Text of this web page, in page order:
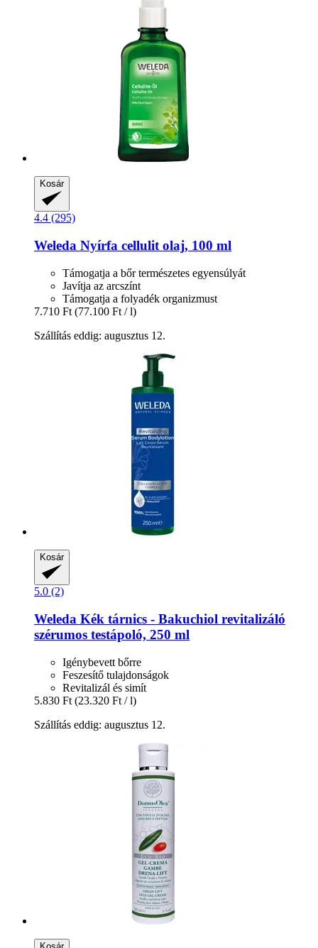
Kosár
4.4 (295)
Weleda Nyírfa cellulit olaj, 100 ml
Támogatja a bőr természetes egyensúlyát
Javítja az arcszínt
Támogatja a folyadék organizmust
7.710 Ft (77.100 Ft / l)
Szállítás eddig: augusztus 12.
Kosár
5.0 (2)
Weleda Kék tárnics -​ Bakuchiol revitalizáló
szérumos testápoló, 250 ml
Igénybevett bőrre
Feszesítő tulajdonságok
Revitalizál és simít
5.830 Ft (23.320 Ft / l)
Szállítás eddig: augusztus 12.